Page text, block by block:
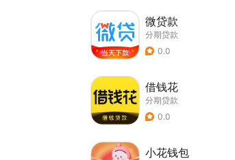
微贷款
分期贷款
0.0
借钱花
分期贷款
0.0
小花钱包